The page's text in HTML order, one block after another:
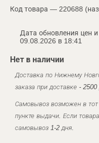
Код товара — 220688
Дата обновления цен
09.08.2026 в 18:41
Нет в наличии
Доставка по Нижнему
заказа при доставке - 2500
Самовывоз возможен в
пункте выдачи. Если
самовывоз 1-2 дня.